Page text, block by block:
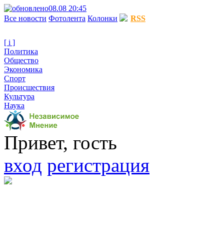
08.08 20:45
Все новости Фотолента Колонки RSS
[ i ]
Политика
Общество
Экономика
Спорт
Происшествия
Культура
Наука
Привет, гость
вход регистрация